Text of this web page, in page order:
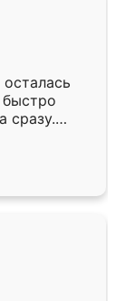
из
сразу.
к
Собрали
даже